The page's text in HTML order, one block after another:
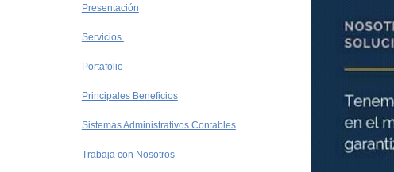
Presentación
Servicios.
Portafolio
Principales Beneficios
Sistemas Administrativos Contables
Trabaja con Nosotros